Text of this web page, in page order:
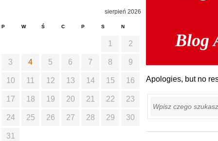
Blog
Apologies, but no
Szukaj
sierpień 2026
P W Ś C P S N
1 2
3 4 5 6 7 8 9
10 11 12 13 14 15 16
17 18 19 20 21 22 23
24 25 26 27 28 29 30
31